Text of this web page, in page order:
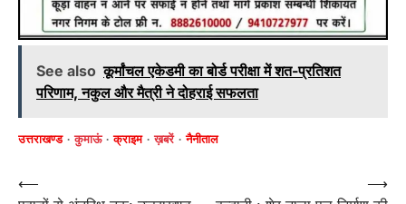
See also कूर्मांचल एकेडमी का बोर्ड परीक्षा में शत-प्रतिशत
परिणाम, नकुल और मैत्री ने दोहराई सफलता
उत्तराखण्ड कुमाऊं क्राइम ख़बरें नैनीताल
Post
⟵
⟶